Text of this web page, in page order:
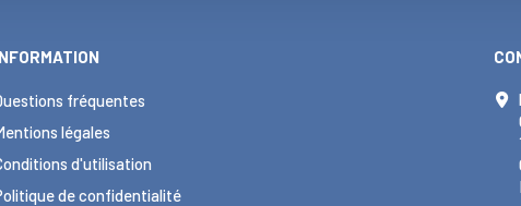
fréquentes
légales
d'utilisation
de confidentialité